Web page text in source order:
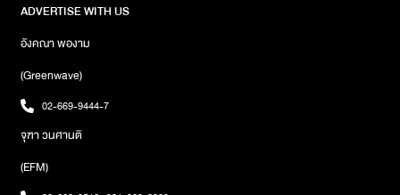
ร้านขนปุย) แนะนำให้มาวันเสาร์ อาทิตย์ ที่ย่ายสี่แยกวิภาวดีตัด
สุทธิสารLet Coffee Connect Us.เวลาให้บริการเวลา : 8.30 –
17.30 น.สามารถติดตามเฟจได้ที่ : Grind coffee co.
ADVERTISE WITH US
อังคณา พองาม
(Greenwave)
02-669-9444-7
จุฑา วนศานติ
(EFM)